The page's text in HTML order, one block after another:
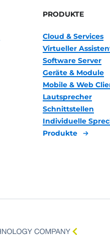
PRODUKTE
Cloud & Services
Virtueller
Software Server
Geräte & Module
Mobile & Web
Lautsprecher
Schnittstellen
Individuelle
Produkte